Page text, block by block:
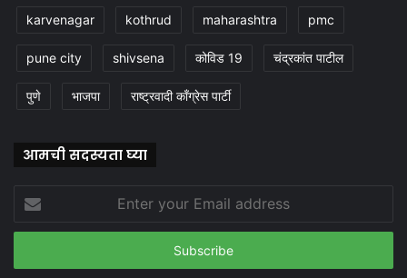
karvenagar kothrud maharashtra pmc
pune city shivsena कोविड 19 चंद्रकांत पाटील
पुणे भाजपा राष्ट्रवादी काँग्रेस पार्टी
आमची सदस्यता घ्या
your
Email